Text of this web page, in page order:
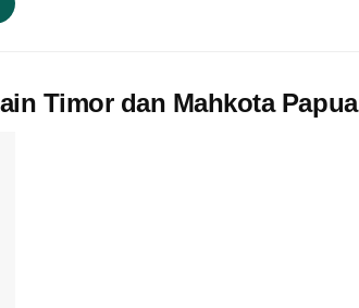
Timor dan Mahkota Papua